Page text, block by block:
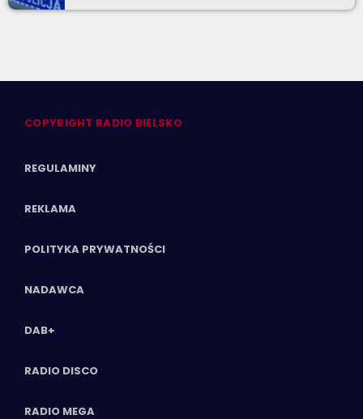
COPYRIGHT RADIO BIELSKO
REGULAMINY
REKLAMA
POLITYKA PRYWATNOŚCI
NADAWCA
DAB+
RADIO DISCO
RADIO MEGA